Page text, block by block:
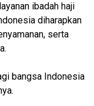
ibadah haji
diharapkan
serta
bangsa Indonesia